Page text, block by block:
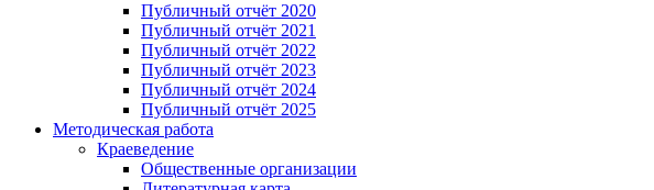
Публичный отчёт 2020
Публичный отчёт 2021
Публичный отчёт 2022
Публичный отчёт 2023
Публичный отчёт 2024
Публичный отчёт 2025
Методическая работа
Краеведение
Общественные организации